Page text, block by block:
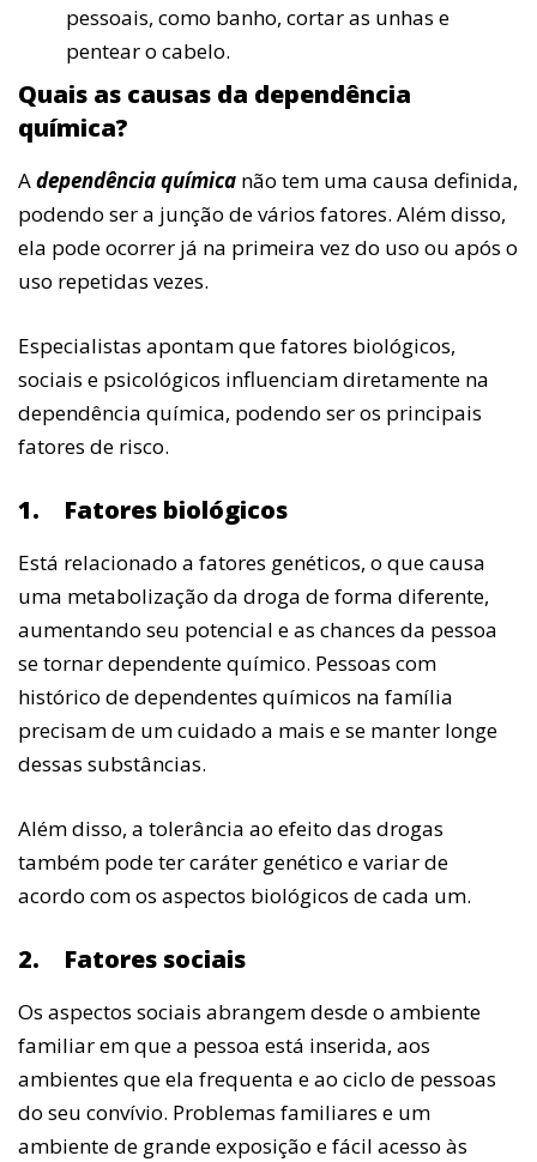
pessoais, como banho, cortar as unhas e
pentear o cabelo.
Quais as causas da dependência
química?
Adependência química não tem uma causa definida,
podendo ser a junção de vários fatores. Além disso,
ela pode ocorrer já na primeira vez do uso ou após o
uso repetidas vezes.
Especialistas apontam que fatores biológicos,
sociais e psicológicos influenciam diretamente na
dependência química, podendo ser os principais
fatores de risco.
1. Fatores biológicos
Está relacionado a fatores genéticos, o que causa
uma metabolização da droga de forma diferente,
aumentando seu potencial e as chances da pessoa
se tornar dependente químico. Pessoas com
histórico de dependentes químicos na família
precisam de um cuidado a mais e se manter longe
dessas substâncias.
Além disso, a tolerância ao efeito das drogas
também pode ter caráter genético e variar de
acordo com os aspectos biológicos de cada um.
2. Fatores sociais
Os aspectos sociais abrangem desde o ambiente
familiar em que a pessoa está inserida, aos
ambientes que ela frequenta e ao ciclo de pessoas
do seu convívio. Problemas familiares e um
ambiente de grande exposição e fácil acesso às